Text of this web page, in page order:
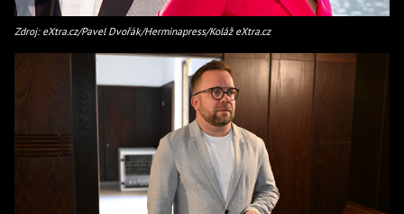
Zdroj: eXtra.cz/Pavel Dvořák/Herminapress/Koláž eXtra.cz